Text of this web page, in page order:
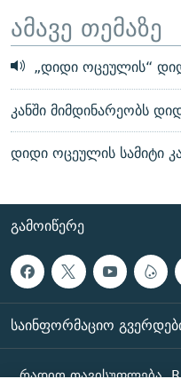
ამავე თემაზე
„დიდი ოცეულის“
კანში მიმდინარეობს
დიდი ოცეულის სამიტი
ᲒᲐᲛᲝᲘᲬᲔᲠᲔ
ᲡᲐᲘᲜᲤᲝᲠᲛᲐᲪᲘᲝ